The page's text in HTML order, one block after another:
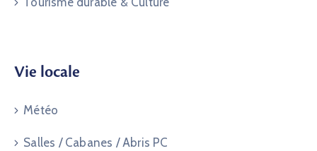
Vie locale
Météo
Salles / Cabanes / Abris PC